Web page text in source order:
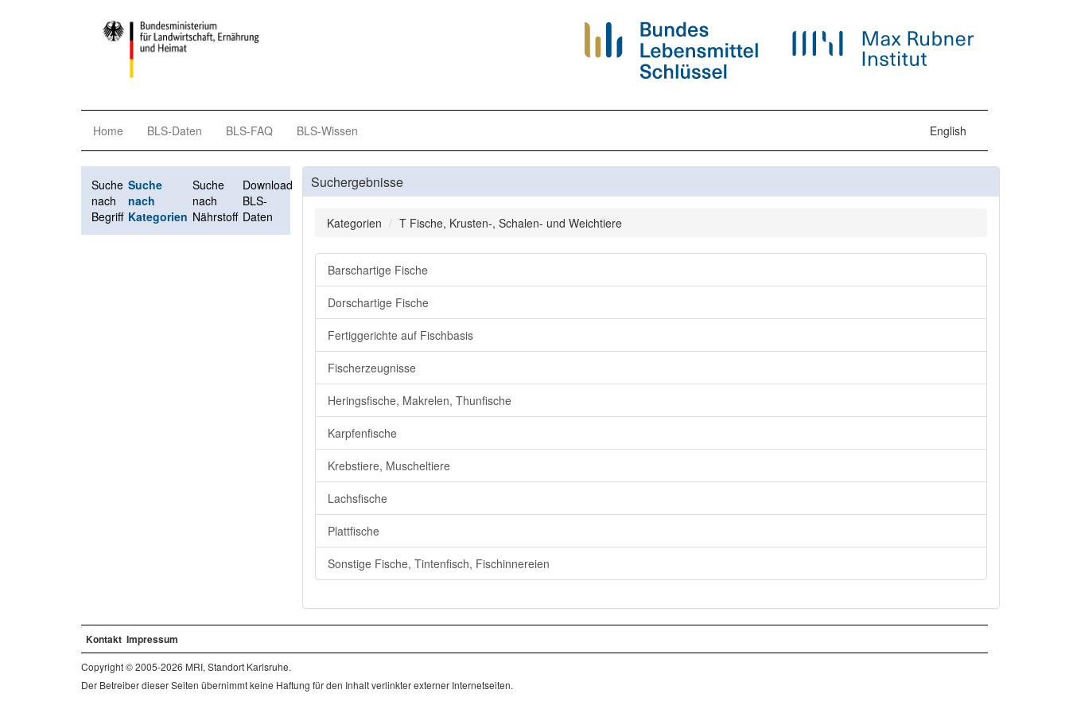
Home BLS-Daten BLS-FAQ BLS-Wissen English
Suche
nach
Begriff
Suche
nach
Kategorien
Suche
nach
Nährstoff
Download
BLS-
Daten
Suchergebnisse
Kategorien T Fische, Krusten-, Schalen- und Weichtiere
Barschartige Fische
Dorschartige Fische
Fertiggerichte auf Fischbasis
Fischerzeugnisse
Heringsfische, Makrelen, Thunfische
Karpfenfische
Krebstiere, Muscheltiere
Lachsfische
Plattfische
Sonstige Fische, Tintenfisch, Fischinnereien
Kontakt Impressum
Copyright © 2005-2026 MRI, Standort Karlsruhe.
Der Betreiber dieser Seiten übernimmt keine Haftung für den Inhalt verlinkter externer Internetseiten.